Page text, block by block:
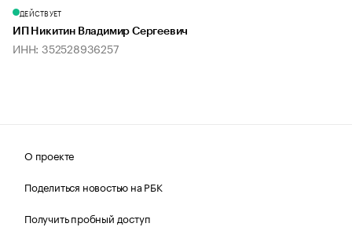
ДЕЙСТВУЕТ
ИП Никитин Владимир Сергеевич
ИНН: 352528936257
О проекте
Поделиться новостью на РБК
Получить пробный доступ